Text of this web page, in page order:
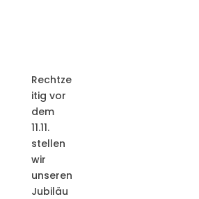
Rechtze
itig vor
dem
11.11.
stellen
wir
unseren
Jubiläu